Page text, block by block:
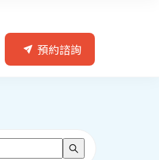
預約諮詢